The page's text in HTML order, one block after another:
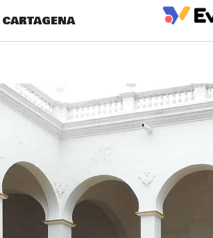
CARTAGENA